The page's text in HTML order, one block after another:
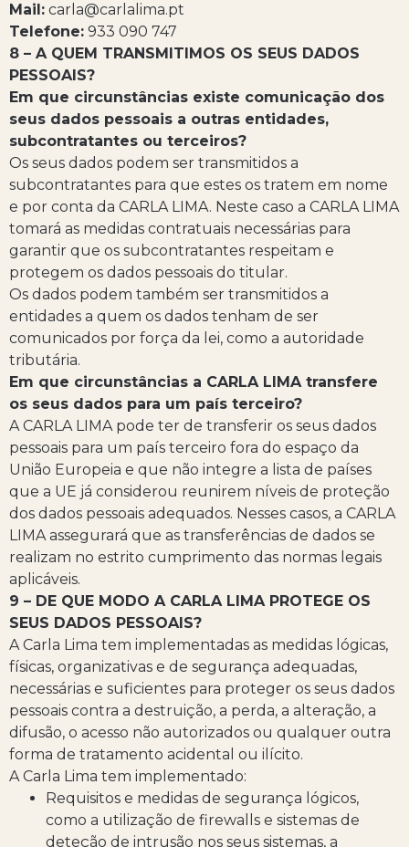
Mail: carla@carlalima.pt
Telefone: 933 090 747
8 – A QUEM TRANSMITIMOS OS SEUS DADOS
PESSOAIS?
Em que circunstâncias existe comunicação dos
seus dados pessoais a outras entidades,
subcontratantes ou terceiros?
Os seus dados podem ser transmitidos a
subcontratantes para que estes os tratem em nome
e por conta da CARLA LIMA. Neste caso a CARLA LIMA
tomará as medidas contratuais necessárias para
garantir que os subcontratantes respeitam e
protegem os dados pessoais do titular.
Os dados podem também ser transmitidos a
entidades a quem os dados tenham de ser
comunicados por força da lei, como a autoridade
tributária.
Em que circunstâncias a CARLA LIMA transfere
os seus dados para um país terceiro?
A CARLA LIMA pode ter de transferir os seus dados
pessoais para um país terceiro fora do espaço da
União Europeia e que não integre a lista de países
que a UE já considerou reunirem níveis de proteção
dos dados pessoais adequados. Nesses casos, a CARLA
LIMA assegurará que as transferências de dados se
realizam no estrito cumprimento das normas legais
aplicáveis.
9 – DE QUE MODO A CARLA LIMA PROTEGE OS
SEUS DADOS PESSOAIS?
A Carla Lima tem implementadas as medidas lógicas,
físicas, organizativas e de segurança adequadas,
necessárias e suficientes para proteger os seus dados
pessoais contra a destruição, a perda, a alteração, a
difusão, o acesso não autorizados ou qualquer outra
forma de tratamento acidental ou ilícito.
A Carla Lima tem implementado:
Requisitos e medidas de segurança lógicos,
como a utilização de firewalls e sistemas de
deteção de intrusão nos seus sistemas, a